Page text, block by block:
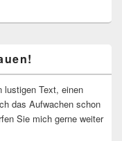
lustigen Text, einen
das Aufwachen schon
Sie mich gerne weiter